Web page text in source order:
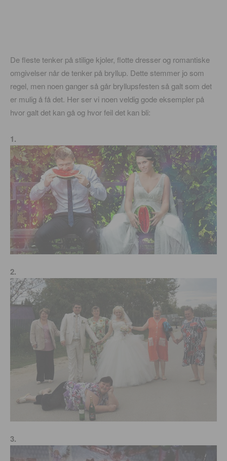
De fleste tenker på stilige kjoler, flotte dresser og romantiske
omgivelser når de tenker på bryllup. Dette stemmer jo som
regel, men noen ganger så går bryllupsfesten så galt som det
er mulig å få det. Her ser vi noen veldig gode eksempler på
hvor galt det kan gå og hvor feil det kan bli:
1.
2.
3.